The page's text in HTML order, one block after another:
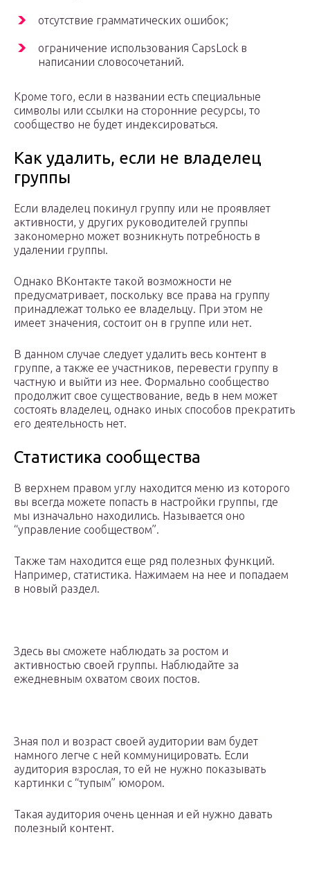
отсутствие грамматических ошибок;
ограничение использования CapsLock в
написании словосочетаний.
Кроме того, если в названии есть специальные
символы или ссылки на сторонние ресурсы, то
сообщество не будет индексироваться.
Как удалить, если не владелец
группы
Если владелец покинул группу или не проявляет
активности, у других руководителей группы
закономерно может возникнуть потребность в
удалении группы.
Однако ВКонтакте такой возможности не
предусматривает, поскольку все права на группу
принадлежат только ее владельцу. При этом не
имеет значения, состоит он в группе или нет.
В данном случае следует удалить весь контент в
группе, а также ее участников, перевести группу в
частную и выйти из нее. Формально сообщество
продолжит свое существование, ведь в нем может
состоять владелец, однако иных способов прекратить
его деятельность нет.
Статистика сообщества
В верхнем правом углу находится меню из которого
вы всегда можете попасть в настройки группы, где
мы изначально находились. Называется оно
“управление сообществом”.
Также там находится еще ряд полезных функций.
Например, статистика. Нажимаем на нее и попадаем
в новый раздел.
Здесь вы сможете наблюдать за ростом и
активностью своей группы. Наблюдайте за
ежедневным охватом своих постов.
Зная пол и возраст своей аудитории вам будет
намного легче с ней коммуницировать. Если
аудитория взрослая, то ей не нужно показывать
картинки с “тупым” юмором.
Такая аудитория очень ценная и ей нужно давать
полезный контент.